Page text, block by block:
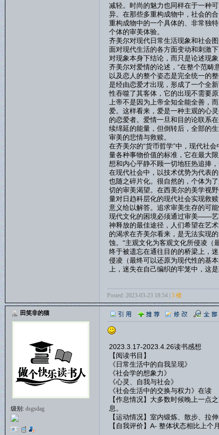
减轻。时尚的魅力也同样在于一种
异。在那些多重构成物中，社会的
重构成物中的一个具体的、非常独
个体的审美体验。
齐美尔对现代日常生活现象和社会
面对现代生活的各方面变动和刺激
对现象本身下结论，而只是论述现
齐美尔对爱情的论述，“在整个范畴
以及恋人的整个姿态是完全统一的
是经由恋爱才出现，形成了一个全
性吞噬了其客体，它的出现不需要
上帝不是因为上帝全知全能全善，
爱。这样看来，爱是一种主观的心
的恋爱者。爱情一旦和目的论联系
续绵延的能量，但倒转后，全部的
审美的悲情与救赎。
在齐美尔的“货币哲学”中，现代社
量各种事物价值的标准，它在最大
想和内心平静不顾一切地狂热追捧
在现代社会中，以技术优势为代表
也随之碎片化。很自然的，个体为
切的审美渴望。在西美尔的美学视
量对日趋科层化的现代社会实现救
意义给以解答。追求审美生存的可
现代文化的困境必须通过审美——艺
神释放的最佳途径，人们希望在艺
的渴求在齐美尔看来，是无法实现
蚀。“主观文化为客观文化所侵凌（
终于被遗忘在通往目的的桥梁上，
侵凌（最终可以还原为现代性的基
上，迷失在自己编织的牢笼中，这
Posted: 2023-03-23 18:54 | 3 楼
田笑非的猫
级别: dsgsdag
2023.3.17-2023.4.26读书感想
【阅读书目】
《日常生活中的自我呈现》
《社会学的想象力》
《心灵、自我与社会》
《社会生活中的交换与权力》在读
【作息情况】大多数时候晚上一点
息。
【运动情况】室内锻炼、散步、拉
【自我评价】A- 整体状态相比上